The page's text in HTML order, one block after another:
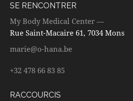
SE RENCONTRER
My Body Medical Center —
Rue Saint-Macaire 61, 7034 Mons
marie@o-hana.be
+32 478 66 83 85
RACCOURCIS